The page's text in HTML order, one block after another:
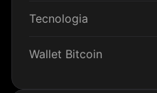
Tecnologia
Wallet Bitcoin